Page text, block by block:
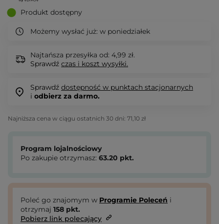
Produkt dostępny
Możemy wysłać już: w poniedziałek
Najtańsza przesyłka od: 4,99 zł.
Sprawdź czas i koszt wysyłki.
Sprawdź dostępność w punktach stacjonarnych
i odbierz za darmo.
Najniższa cena w ciągu ostatnich 30 dni: 71,10 zł
Program lojalnościowy
Po zakupie otrzymasz: 63.20 pkt.
Poleć go znajomym w Programie Poleceń i
otrzymaj 158 pkt.
Pobierz link polecający